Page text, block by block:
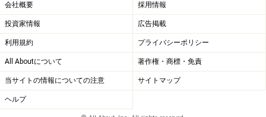
会社概要 採用情報
投資家情報 広告掲載
利用規約 プライバシーポリシー
All Aboutについて 著作権・商標・免責
当サイトの情報についての注意 サイトマップ
ヘルプ